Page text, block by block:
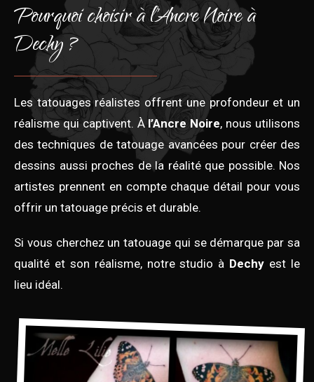
Pourquoi choisir à l'Ancre Noire à
Dechy ?
Les tatouages réalistes offrent une profondeur et un
réalisme qui captivent. À l’Ancre Noire, nous utilisons
des techniques de tatouage avancées pour créer des
dessins aussi proches de la réalité que possible. Nos
artistes prennent en compte chaque détail pour vous
offrir un tatouage précis et durable.
Si vous cherchez un tatouage qui se démarque par sa
qualité et son réalisme, notre studio à Dechy est le
lieu idéal.